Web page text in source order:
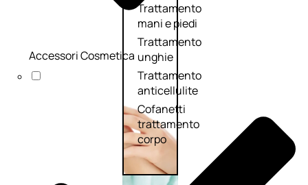
Trattamento
mani e piedi
Trattamento
unghie
Trattamento
anticellulite
Cofanetti
trattamento
corpo
Accessori Cosmetica